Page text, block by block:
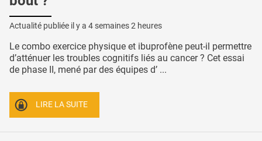
Actualité publiée il y a 4 semaines 2 heures
Le combo exercice physique et ibuprofène peut-il permettre
d’atténuer les troubles cognitifs liés au cancer ? Cet essai
de phase II, mené par des équipes d’ ...
LIRE LA SUITE